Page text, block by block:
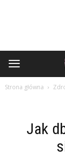
Strona główna
Jak